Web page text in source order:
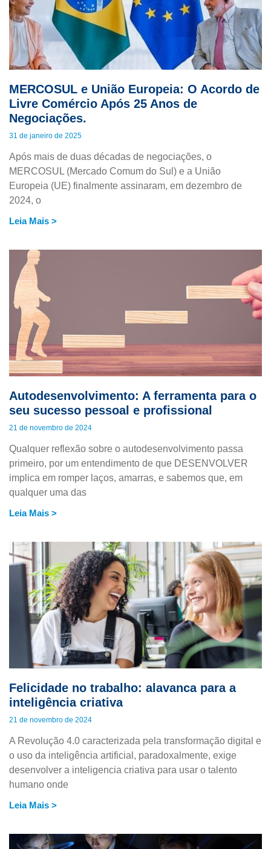
MERCOSUL e União Europeia: O Acordo de
Livre Comércio Após 25 Anos de
Negociações.
31 de janeiro de 2025
Após mais de duas décadas de negociações, o
MERCOSUL (Mercado Comum do Sul) e a União
Europeia (UE) finalmente assinaram, em dezembro de
2024, o
Leia Mais >
Autodesenvolvimento: A ferramenta para o
seu sucesso pessoal e profissional
21 de novembro de 2024
Qualquer reflexão sobre o autodesenvolvimento passa
primeiro, por um entendimento de que DESENVOLVER
implica em romper laços, amarras, e sabemos que, em
qualquer uma das
Leia Mais >
Felicidade no trabalho: alavanca para a
inteligência criativa
21 de novembro de 2024
A Revolução 4.0 caracterizada pela transformação digital e
o uso da inteligência artificial, paradoxalmente, exige
desenvolver a inteligencia criativa para usar o talento
humano onde
Leia Mais >